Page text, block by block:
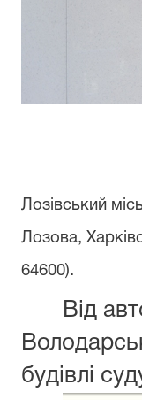
Лозівський
Лозова,
64600).
Від
будівлі